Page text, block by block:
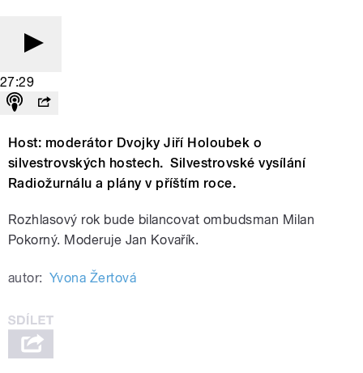
27:29
Host: moderátor Dvojky Jiří Holoubek o
silvestrovských hostech. Silvestrovské vysílání
Radiožurnálu a plány v příštím roce.
Rozhlasový rok bude bilancovat ombudsman Milan
Pokorný. Moderuje Jan Kovařík.
autor: Yvona Žertová